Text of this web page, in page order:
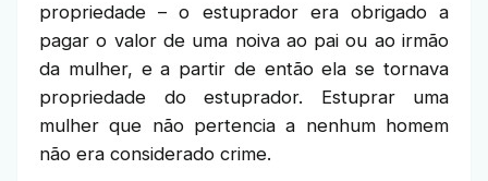
propriedade – o estuprador era obrigado a
pagar o valor de uma noiva ao pai ou ao irmão
da mulher, e a partir de então ela se tornava
propriedade do estuprador. Estuprar uma
mulher que não pertencia a nenhum homem
não era considerado crime.